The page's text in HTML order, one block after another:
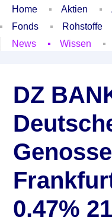
Home Aktien
Fonds
Rohstoffe
News
Wissen
DZ
0,47%